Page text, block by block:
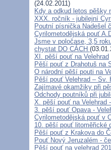
(24.02.2011)
Kdy a odkud letos pěšky
XXX. ročník - jubilejní
Poutní písnička Nadešel
Cyrilometodějská pouť
Jsme v poločase, 3,5
chystat DO CÁCH
XI. pěší pouť na Velehrad
Pěší pouť z Drahotuš na
O národní pěší pouti na
Pěší pouť Velehrad – Sv.
Zajímavé okamžiky při
Odchody poutníků při
X. pěší pouť na Velehrad
3. pěší pouť Opava -
Cyrilometodějská pouť v
10. pěší pouť litoměřické
Pěší pouť z Krakova do
Pouť Nový Jeruzalém -
Pěší pouť na velehrad